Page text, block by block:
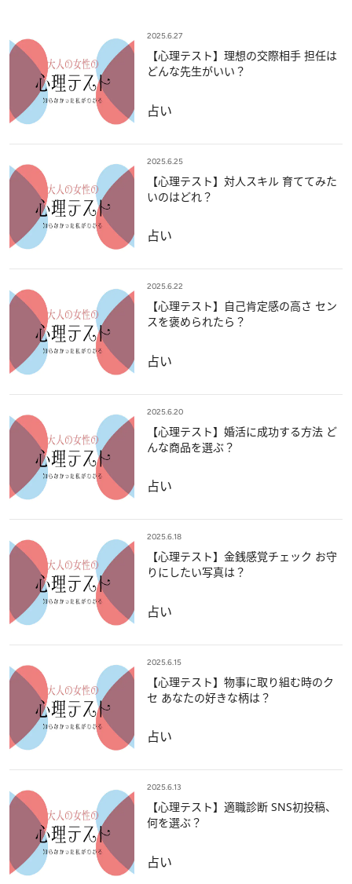
2025.6.27
【心理テスト】理想の交際相手 担任は
どんな先生がいい？
占い
2025.6.25
【心理テスト】対人スキル 育ててみた
いのはどれ？
占い
2025.6.22
【心理テスト】自己肯定感の高さ セン
スを褒められたら？
占い
2025.6.20
【心理テスト】婚活に成功する方法 ど
んな商品を選ぶ？
占い
2025.6.18
【心理テスト】金銭感覚チェック お守
りにしたい写真は？
占い
2025.6.15
【心理テスト】物事に取り組む時のク
セ あなたの好きな柄は？
占い
2025.6.13
【心理テスト】適職診断 SNS初投稿、
何を選ぶ？
占い